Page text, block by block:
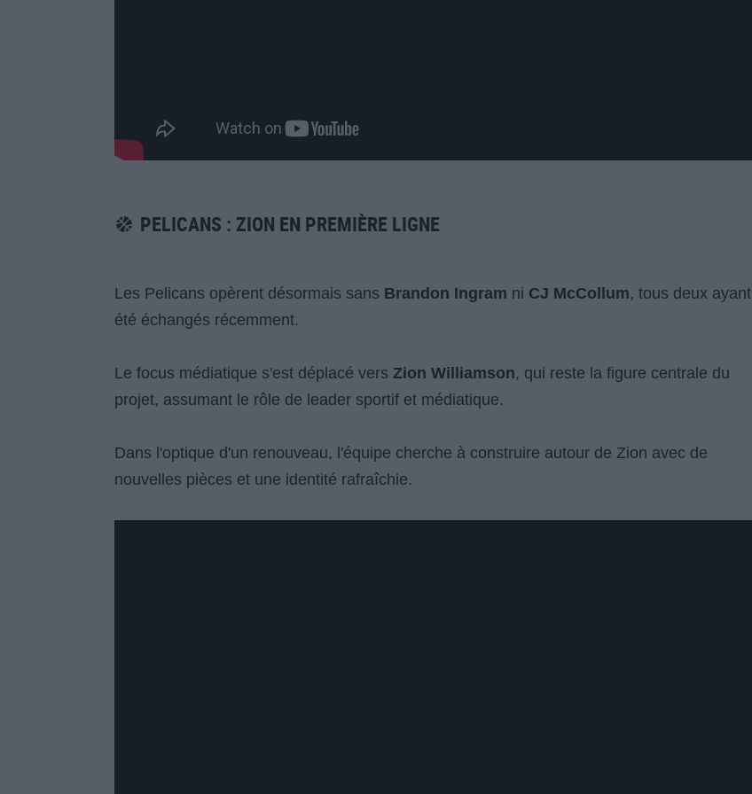
PELICANS : ZION EN PREMIÈRE LIGNE
Les Pelicans opèrent désormais sans Brandon Ingram ni CJ McCollum, tous deux ayant
été échangés récemment.
Le focus médiatique s'est déplacé vers Zion Williamson, qui reste la figure centrale du
projet, assumant le rôle de leader sportif et médiatique.
Dans l'optique d'un renouveau, l'équipe cherche à construire autour de Zion avec de
nouvelles pièces et une identité rafraîchie.